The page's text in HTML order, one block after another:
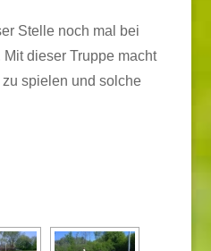
Stelle noch mal bei
dieser Truppe macht
spielen und solche